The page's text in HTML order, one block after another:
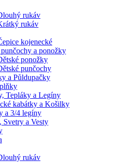
rukáv
rukáv
kojenecké
a ponožky
ponožky
punčochy
a Půldupačky
Tepláky a Legíny
kabátky a Košilky
a 3/4 legíny
a Vesty
rukáv